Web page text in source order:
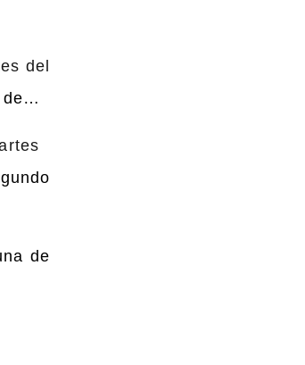
del
de…
de